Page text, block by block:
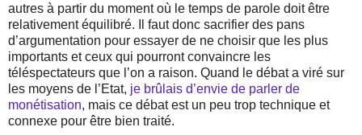
autres à partir du moment où le temps de parole doit être
relativement équilibré. Il faut donc sacrifier des pans
d’argumentation pour essayer de ne choisir que les plus
importants et ceux qui pourront convaincre les
téléspectateurs que l’on a raison. Quand le débat a viré sur
les moyens de l’Etat, je brûlais d’envie de parler de
monétisation, mais ce débat est un peu trop technique et
connexe pour être bien traité.